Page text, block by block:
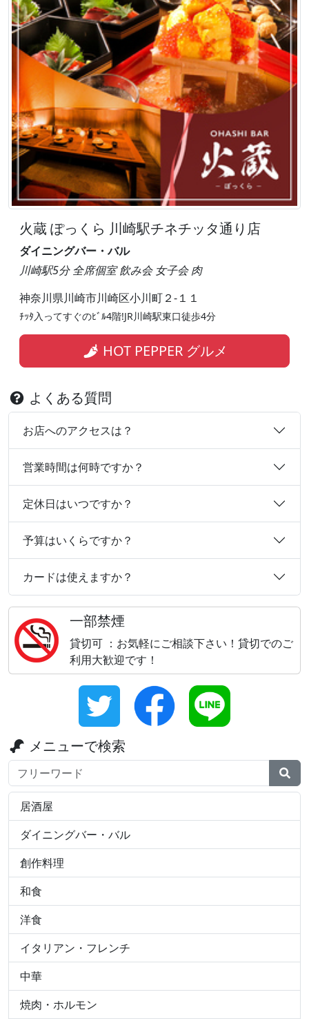
火蔵 ぽっくら 川崎駅チネチッタ通り店
ダイニングバー・バル
川崎駅5分 全席個室 飲み会 女子会 肉
神奈川県川崎市川崎区小川町２-１１
ﾁｯﾀ入ってすぐのﾋﾞﾙ4階!JR川崎駅東口徒歩4分
HOT PEPPER グルメ
よくある質問
お店へのアクセスは？
営業時間は何時ですか？
定休日はいつですか？
予算はいくらですか？
カードは使えますか？
一部禁煙
貸切可 ：お気軽にご相談下さい！貸切でのご
利用大歓迎です！
メニューで検索
検索ワード
居酒屋
ダイニングバー・バル
創作料理
和食
洋食
イタリアン・フレンチ
中華
焼肉・ホルモン